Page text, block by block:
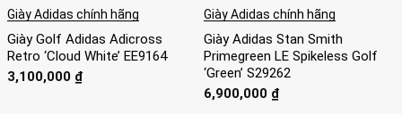
Giày Adidas chính hãng
Giày Golf Adidas Adicross
Retro ‘Cloud White’ EE9164
3,100,000 ₫
Giày Adidas chính hãng
Giày Adidas Stan Smith
Primegreen LE Spikeless Golf
‘Green’ S29262
6,900,000 ₫